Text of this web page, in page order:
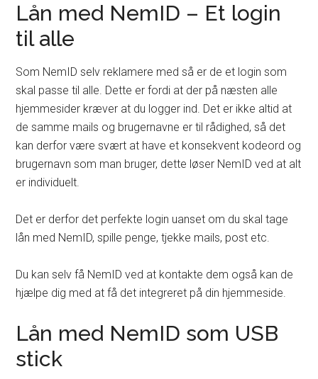
Lån med NemID – Et login
til alle
Som NemID selv reklamere med så er de et login som
skal passe til alle. Dette er fordi at der på næsten alle
hjemmesider kræver at du logger ind. Det er ikke altid at
de samme mails og brugernavne er til rådighed, så det
kan derfor være svært at have et konsekvent kodeord og
brugernavn som man bruger, dette løser NemID ved at alt
er individuelt.
Det er derfor det perfekte login uanset om du skal tage
lån med NemID, spille penge, tjekke mails, post etc.
Du kan selv få NemID ved at kontakte dem også kan de
hjælpe dig med at få det integreret på din hjemmeside.
Lån med NemID som USB
stick